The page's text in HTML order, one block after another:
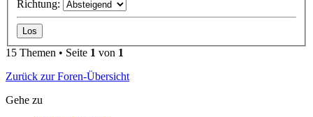
Richtung:
15 Themen • Seite 1 von 1
Zurück zur Foren-Übersicht
Gehe zu